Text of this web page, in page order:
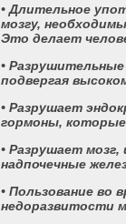
• Длительное
мозгу,
Это делает
•
подвергая
• Разрушает
гормоны,
• Разрушает
надпочечные
• Пользование во
недоразвитости